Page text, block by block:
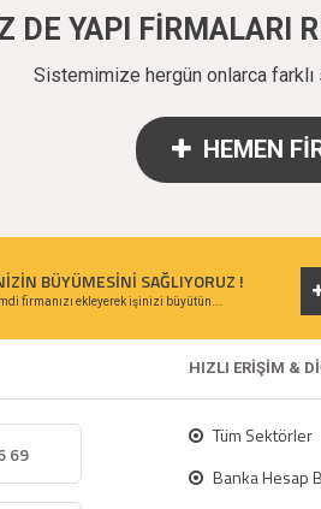
DE YAPI FİRMALARI
Sistemimize hergün onlarca farklı
HEMEN
BÜYÜMESİNİ SAĞLIYORUZ !
firmanızı ekleyerek işinizi büyütün...
HIZLI ERİŞİM &
69
Tüm Sektörler
Banka Hesap